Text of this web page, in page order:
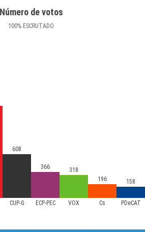
Número de votos
100% ESCRUTADO
CUP-G ECP-PEC VOX Cs PDeCAT
608
366
318
196
158